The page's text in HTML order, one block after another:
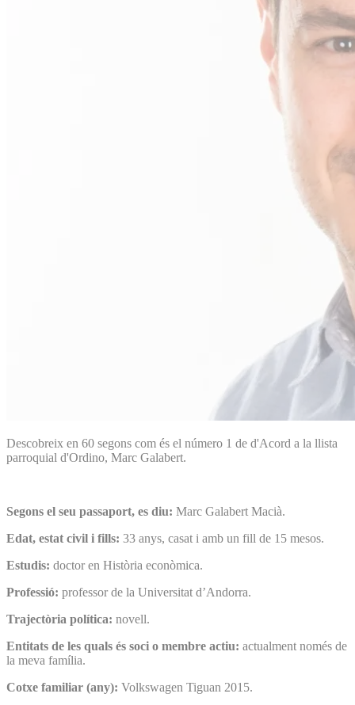
Descobreix en 60 segons com és el número 1 de d'Acord a la llista
parroquial d'Ordino, Marc Galabert.
Segons el seu passaport, es diu: Marc Galabert Macià.
Edat, estat civil i fills: 33 anys, casat i amb un fill de 15 mesos.
Estudis: doctor en Història econòmica.
Professió: professor de la Universitat d’Andorra.
Trajectòria política: novell.
Entitats de les quals és soci o membre actiu: actualment només de
la meva família.
Cotxe familiar (any): Volkswagen Tiguan 2015.